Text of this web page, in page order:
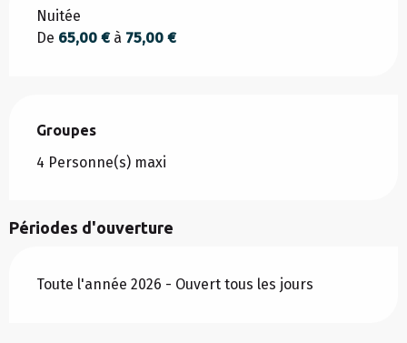
Tarifs 2026
Nuitée
De 65,00 €à 75,00 €
Groupes
Groupes
4 Personne(s) maxi
Périodes d'ouverture
Toute l'année 2026 - Ouvert tous les jours